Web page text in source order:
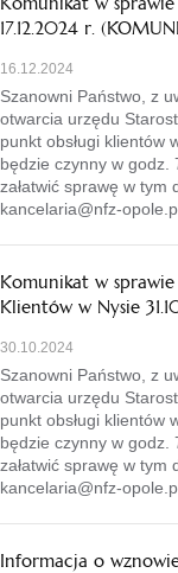
17.12.2024 r.
16.12.2024
Szanowni Państwo, z
otwarcia urzędu
punkt obsługi klientów
będzie czynny w
załatwić sprawę w
kancelaria@nfz-
Komunikat w
Klientów w Nysie
30.10.2024
Szanowni Państwo, z
otwarcia urzędu
punkt obsługi klientów
będzie czynny w
załatwić sprawę w
kancelaria@nfz-
Informacja o